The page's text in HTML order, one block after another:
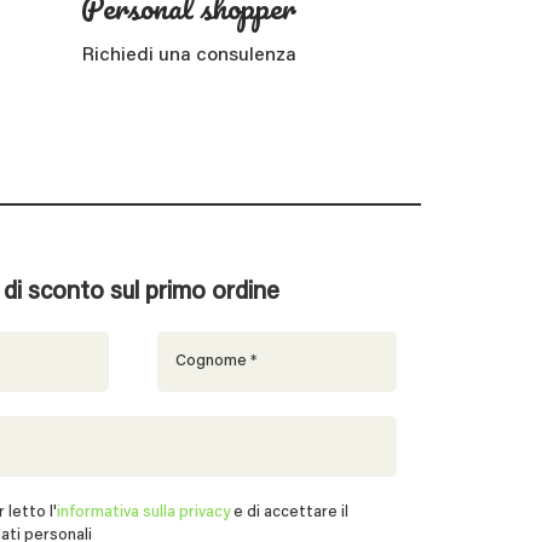
Richiedi una consulenza
di sconto sul primo ordine
letto l'informativa sulla privacye di accettare il
personali